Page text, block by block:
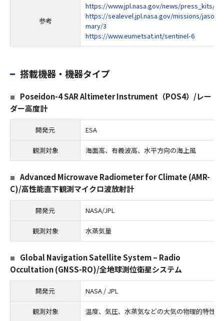
参考
https://www.jpl.nasa.gov/news/press_kits/
https://sealevel.jpl.nasa.gov/missions/jason-
mary/3
https://www.eumetsat.int/sentinel-6
搭載機器・機器タイプ
Poseidon-4 SAR Altimeter Instrument（POS4）/レー
ダー高度計
開発元 ESA
観測対象 海面高、有義波高、水平方向の海上風
Advanced Microwave Radiometer for Climate (AMR-
C)/高性能直下観測マイクロ波放射計
開発元 NASA/JPL
観測対象 水蒸気量
Global Navigation Satellite System – Radio
Occultation (GNSS-RO)/全地球測位衛星システム
開発元 NASA / JPL
観測対象 温度、気圧、水蒸気などの大気の物理的特性を